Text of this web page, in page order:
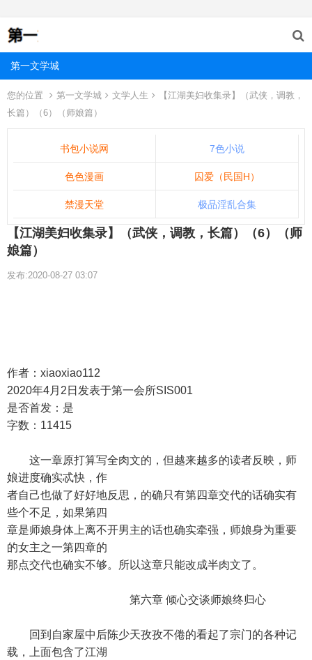
第一文学城
您的位置 第一文学城 文学人生
【江湖美妇收集录】（武侠，调教，
长篇）（6）（师娘篇）
书包小说网 7色小说
色色漫画 囚爱（民国H）
禁漫天堂 极品淫乱合集
【江湖美妇收集录】（武侠，调教，长篇）（6）（师
娘篇）
发布:2020-08-27 03:07
作者：xiaoxiao112
2020年4月2日发表于第一会所SIS001
是否首发：是
字数：11415
这一章原打算写全肉文的，但越来越多的读者反映，师
娘进度确实忒快，作
者自己也做了好好地反思，的确只有第四章交代的话确实有
些个不足，如果第四
章是师娘身体上离不开男主的话也确实牵强，师娘身为重要
的女主之一第四章的
那点交代也确实不够。所以这章只能改成半肉文了。
第六章 倾心交谈师娘终归心
回到自家屋中后陈少天孜孜不倦的看起了宗门的各种记
载，上面包含了江湖